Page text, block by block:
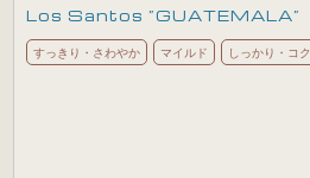
Los Santos ”GUATEMALA”
すっきり・さわやか マイルド しっかり・コク